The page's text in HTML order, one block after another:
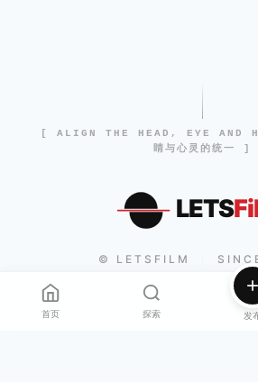
[ ALIGN THE HEAD, EYE AND
睛与心灵的统一 ]
LETS
© LETSFILM
首页 探索 发